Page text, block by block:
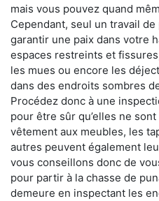
mais vous pouvez quand
Cependant, seul un travail
garantir une paix dans votre
espaces restreints et
les mues ou encore les
dans des endroits sombres
Procédez donc à une
pour être sûr qu’elles ne
vêtement aux meubles, les
autres peuvent également
vous conseillons donc de
pour partir à la chasse de
demeure en inspectant les